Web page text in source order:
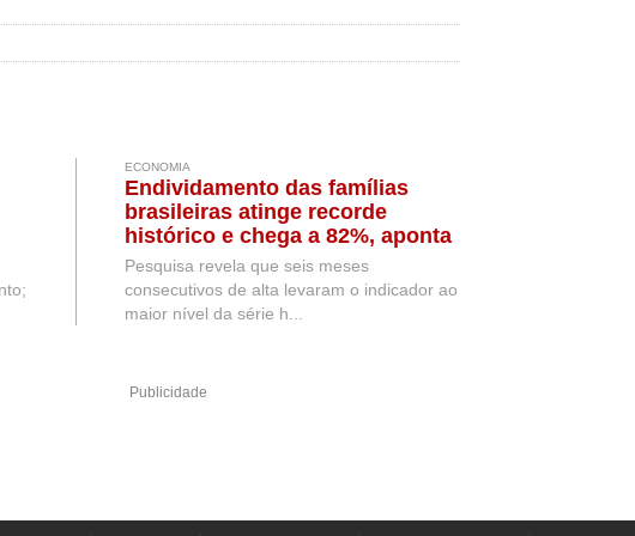
ECONOMIA
Endividamento das famílias
brasileiras atinge recorde
histórico e chega a 82%, aponta
CNC
Pesquisa revela que seis meses
consecutivos de alta levaram o indicador ao
maior nível da série h...
Publicidade